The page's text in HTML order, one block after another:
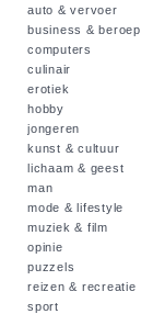
auto & vervoer
business & beroep
computers
culinair
erotiek
hobby
jongeren
kunst & cultuur
lichaam & geest
man
mode & lifestyle
muziek & film
opinie
puzzels
reizen & recreatie
sport